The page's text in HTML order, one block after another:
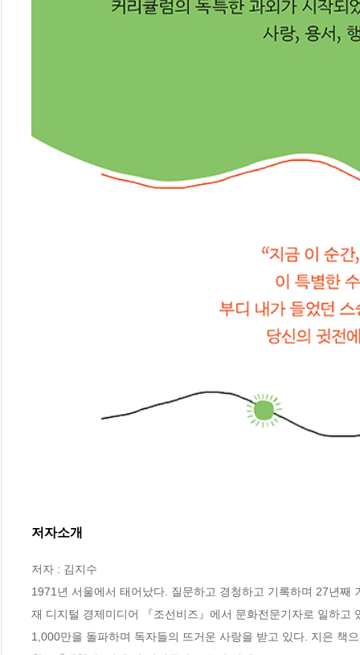
저자소개
저자 : 김지수
1971년 서울에서 태어났다. 질문하고 경청하고 기록하며 27년
재 디지털 경제미디어 『조선비즈』에서 문화전문기자로 일하고
1,000만을 돌파하며 독자들의 뜨거운 사랑을 받고 있다. 지은 책